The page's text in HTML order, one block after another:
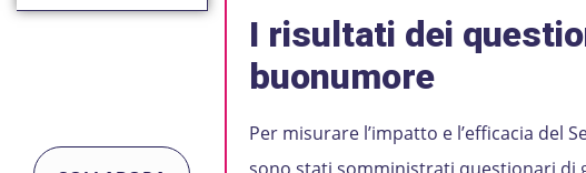
I risultati dei
buonumore
Per misurare l’impatto e l’efficacia del